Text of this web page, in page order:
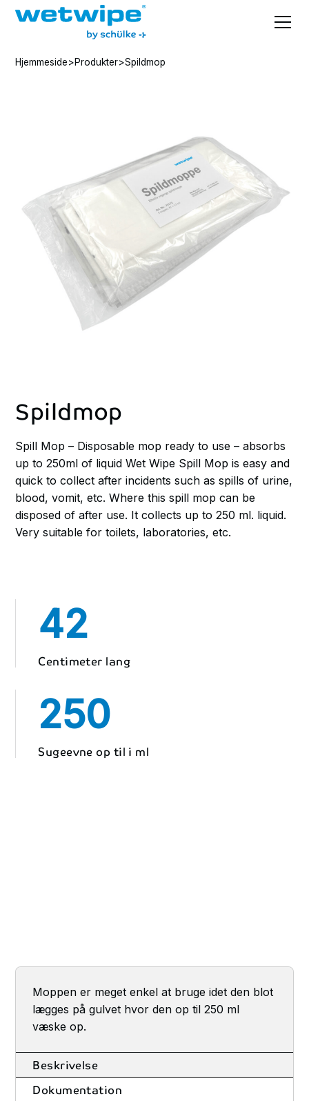
Hjemmeside>Produkter>Spildmop
Spildmop
Spill Mop – Disposable mop ready to use – absorbs
up to 250ml of liquid Wet Wipe Spill Mop is easy and
quick to collect after incidents such as spills of urine,
blood, vomit, etc. Where this spill mop can be
disposed of after use. It collects up to 250 ml. liquid.
Very suitable for toilets, laboratories, etc.
42
Centimeter lang
250
Sugeevne op til i ml
Beskrivelse
Dokumentation
Moppen er meget enkel at bruge idet den blot
lægges på gulvet hvor den op til 250 ml
væske op.